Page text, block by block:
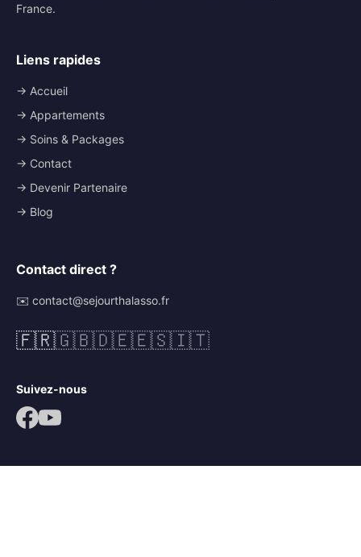
France.
Liens rapides
→ Accueil
→ Appartements
→ Soins & Packages
→ Contact
→ Devenir Partenaire
→ Blog
Contact direct ?
✉️ contact@sejourthalasso.fr
🇫🇷🇬🇧🇩🇪🇪🇸🇮🇹
Suivez-nous